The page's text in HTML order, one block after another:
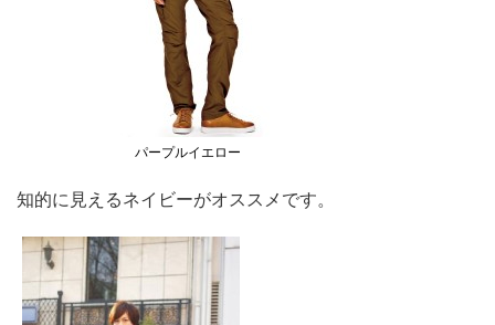
パープルイエロー
知的に見えるネイビーがオススメです。